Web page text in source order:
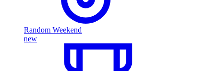
Random Weekend
new